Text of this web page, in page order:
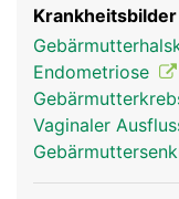
Krankheitsbilder
Endometriose
Vaginaler